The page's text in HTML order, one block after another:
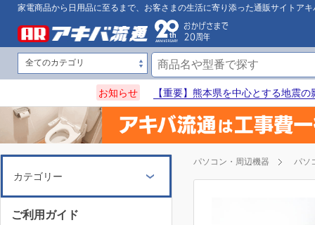
家電商品から日用品に至るまで、お客さまの生活に寄り添った通販サイトアキ
お知らせ 【重要】熊本県を中心とする地震
パソコン・周辺機器 パソ
カテゴリー
ご利用ガイド